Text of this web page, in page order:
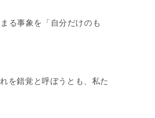
る事象を「自分だけのも
を錯覚と呼ぼうとも、私た